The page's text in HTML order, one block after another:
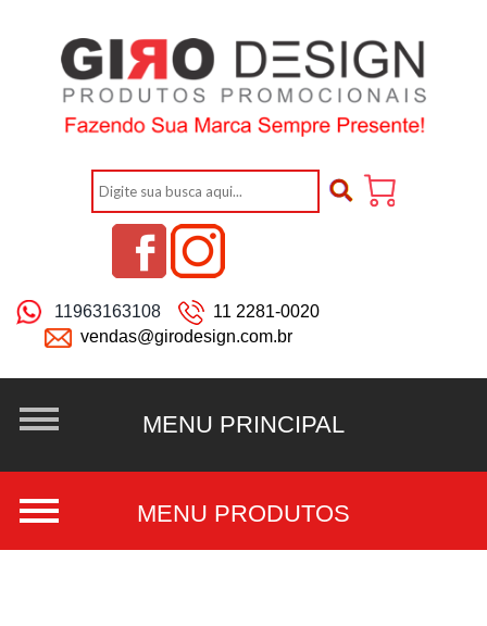
11963163108
11 2281-0020
vendas@girodesign.com.br